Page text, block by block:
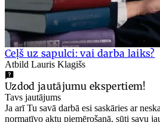
Ceļš uz sapulci: vai darba laiks?
Atbild Lauris Klagišs
Uzdod jautājumu ekspertiem!
Tavs jautājums
Ja arī Tu savā darbā esi saskāries ar
normatīvo aktu piemērošanā, sūti savu